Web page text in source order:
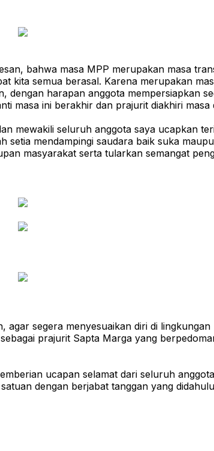
bahwa masa MPP merupakan masa
kita semua berasal. Karena merupakan
dengan harapan anggota mempersiapkan
masa ini berakhir dan prajurit diakhiri
mewakili seluruh anggota saya ucapkan
setia mendampingi saudara baik suka
masyarakat serta tularkan semangat
agar segera menyesuaikan diri di
prajurit Sapta Marga yang
ucapan selamat dari seluruh
dengan berjabat tanggan yang